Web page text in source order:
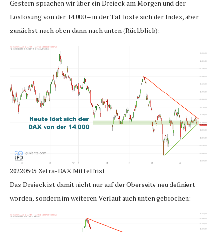
Gestern sprachen wir über ein Dreieck am Morgen und der
Loslösung von der 14.000 – in der Tat löste sich der Index, aber
zunächst nach oben dann nach unten (Rückblick):
20220505 Xetra-DAX Mittelfrist
Das Dreieck ist damit nicht nur auf der Oberseite neu definiert
worden, sondern im weiteren Verlauf auch unten gebrochen: